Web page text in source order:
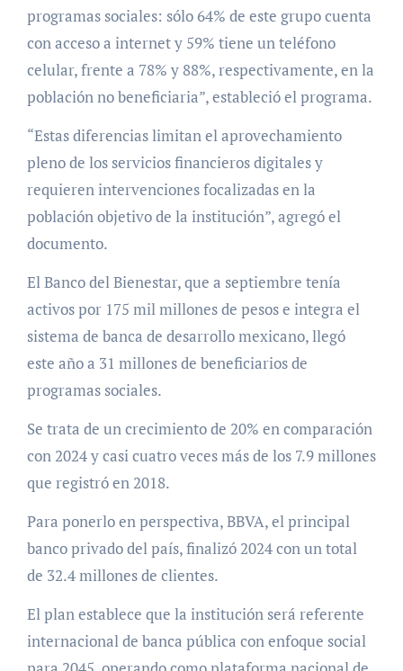
programas sociales: sólo 64% de este grupo cuenta
con acceso a internet y 59% tiene un teléfono
celular, frente a 78% y 88%, respectivamente, en la
población no beneficiaria”, estableció el programa.
“Estas diferencias limitan el aprovechamiento
pleno de los servicios financieros digitales y
requieren intervenciones focalizadas en la
población objetivo de la institución”, agregó el
documento.
El Banco del Bienestar, que a septiembre tenía
activos por 175 mil millones de pesos e integra el
sistema de banca de desarrollo mexicano, llegó
este año a 31 millones de beneficiarios de
programas sociales.
Se trata de un crecimiento de 20% en comparación
con 2024 y casi cuatro veces más de los 7.9 millones
que registró en 2018.
Para ponerlo en perspectiva, BBVA, el principal
banco privado del país, finalizó 2024 con un total
de 32.4 millones de clientes.
El plan establece que la institución será referente
internacional de banca pública con enfoque social